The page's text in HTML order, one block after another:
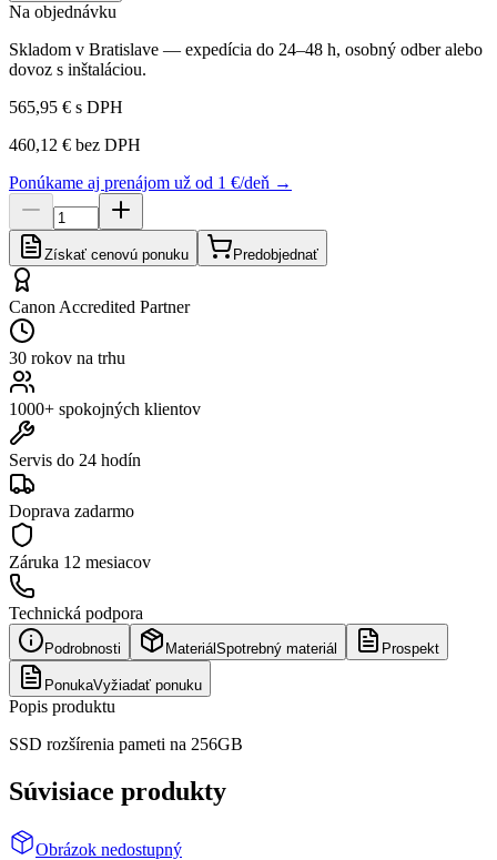
Na objednávku
Skladom v Bratislave — expedícia do 24–48 h, osobný odber alebo
dovoz s inštaláciou.
565,95 € s DPH
460,12 € bez DPH
Ponúkame aj prenájom už od 1 €/deň →
Získať cenovú ponuku Predobjednať
Canon Accredited Partner
30 rokov na trhu
1000+ spokojných klientov
Servis do 24 hodín
Doprava zadarmo
Záruka 12 mesiacov
Technická podpora
Podrobnosti Materiál Spotrebný materiál Prospekt
PonukaVyžiadať ponuku
Popis produktu
SSD rozšírenia pameti na 256GB
Súvisiace produkty
Obrázok nedostupný